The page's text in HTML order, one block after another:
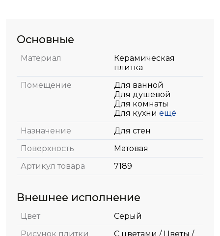
Основные
Материал
Керамическая
плитка
Помещение
Для ванной
Для душевой
Для комнаты
Для кухни ещё
Назначение
Для стен
Поверхность
Матовая
Артикул товара
7189
Внешнее исполнение
Цвет
Серый
Рисунок плитки
С цветами / Цветы /